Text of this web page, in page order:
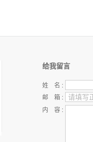
给我留言
姓 名 :
邮 箱 :
内 容 :